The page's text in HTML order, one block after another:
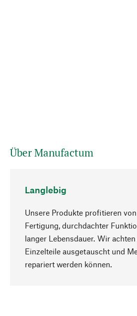
Über Manufactum
Langlebig
Unsere Produkte profitieren
Fertigung, durchdachter
langer Lebensdauer. Wir achten
Einzelteile ausgetauscht und
repariert werden können.